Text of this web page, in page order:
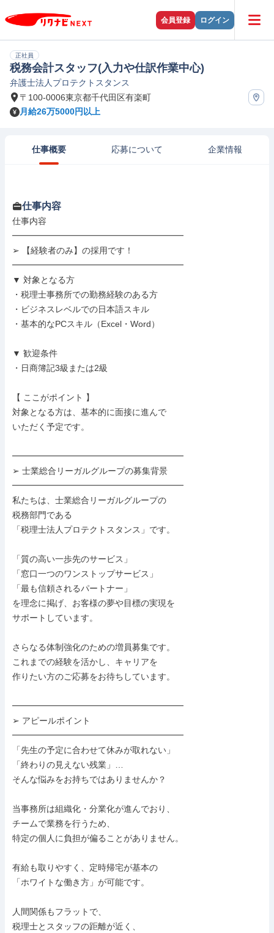
会員登録 ログイン
正社員
税務会計スタッフ(入力や仕訳作業中心)
弁護士法人プロテクトスタンス
〒100-0006東京都千代田区有楽町
月給26万5000円以上
仕事概要 応募について 企業情報
仕事内容
仕事内容
━━━━━━━━━━━━━━━━━━━━
➢ 【経験者のみ】の採用です！
━━━━━━━━━━━━━━━━━━━━
▼ 対象となる方
・税理士事務所での勤務経験のある方
・ビジネスレベルでの日本語スキル
・基本的なPCスキル（Excel・Word）
▼ 歓迎条件
・日商簿記3級または2級
【 ここがポイント 】
対象となる方は、基本的に面接に進んで
いただく予定です。
━━━━━━━━━━━━━━━━━━━━
➢ 士業総合リーガルグループの募集背景
━━━━━━━━━━━━━━━━━━━━
私たちは、士業総合リーガルグループの
税務部門である
「税理士法人プロテクトスタンス」です。
「質の高い一歩先のサービス」
「窓口一つのワンストップサービス」
「最も信頼されるパートナー」
を理念に掲げ、お客様の夢や目標の実現を
サポートしています。
さらなる体制強化のための増員募集です。
これまでの経験を活かし、キャリアを
作りたい方のご応募をお待ちしています。
━━━━━━━━━━━━━━━━━━━━
➢ アピールポイント
━━━━━━━━━━━━━━━━━━━━
「先生の予定に合わせて休みが取れない」
「終わりの見えない残業」…
そんな悩みをお持ちではありませんか？
当事務所は組織化・分業化が進んでおり、
チームで業務を行うため、
特定の個人に負担が偏ることがありません。
有給も取りやすく、定時帰宅が基本の
「ホワイトな働き方」が可能です。
人間関係もフラットで、
税理士とスタッフの距離が近く、